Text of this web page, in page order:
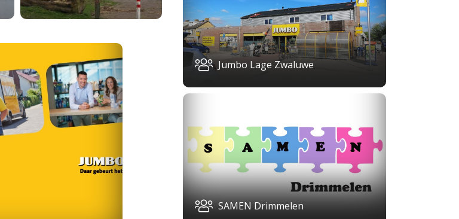
Jumbo Lage Zwaluwe
SAMEN Drimmelen